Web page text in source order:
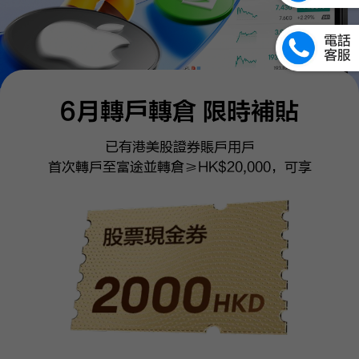
6月轉戶轉倉 限時補貼
已有港美股證券賬戶用戶
首次轉戶至富途並轉倉≥HK$20,000，可享